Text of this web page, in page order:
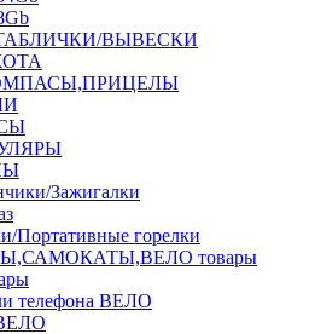
ВЫВЕСКИ
Зажигалки
Портативные горелки
товары
телефона ВЕЛО